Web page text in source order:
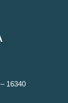
16340